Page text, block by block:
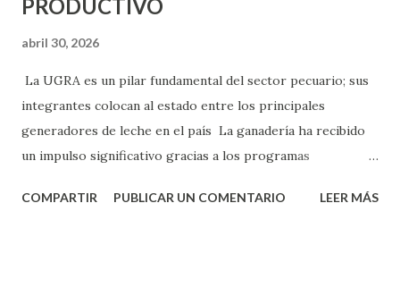
PRODUCTIVO
abril 30, 2026
La UGRA es un pilar fundamental del sector pecuario; sus
integrantes colocan al estado entre los principales
generadores de leche en el país La ganadería ha recibido
un impulso significativo gracias a los programas
muestra de su respaldo firme y decidido al campo, la
COMPARTIR PUBLICAR UN COMENTARIO LEER MÁS